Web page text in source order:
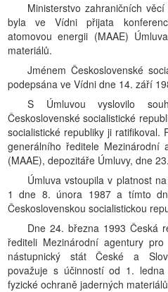
Ministerstvo zahraničních
byla ve Vídni přijata
atomovou energii (MAAE)
materiálů.
Jménem Československé
podepsána ve Vídni dne 14. září
S Úmluvou vyslovilo
Československé socialistické
socialistické republiky ji ratifikoval.
generálního ředitele Mezinárodní
(MAAE), depozitáře Úmluvy, dne
Úmluva vstoupila v platnost
1 dne 8. února 1987 a tímto
Československou socialistickou
Dne 24. března 1993 Česká
řediteli Mezinárodní agentury
nástupnický stát České a
považuje s účinností od 1.
fyzické ochraně jaderných